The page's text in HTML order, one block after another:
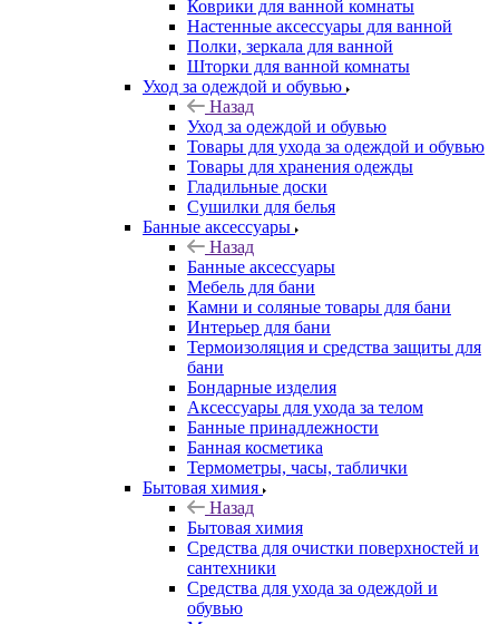
Коврики для ванной комнаты
Настенные аксессуары для ванной
Полки, зеркала для ванной
Шторки для ванной комнаты
Уход за одеждой и обувью
Назад
Уход за одеждой и обувью
Товары для ухода за одеждой и обувью
Товары для хранения одежды
Гладильные доски
Сушилки для белья
Банные аксессуары
Назад
Банные аксессуары
Мебель для бани
Камни и соляные товары для бани
Интерьер для бани
Термоизоляция и средства защиты для
бани
Бондарные изделия
Аксеcсуары для ухода за телом
Банные принадлежности
Банная косметика
Термометры, часы, таблички
Бытовая химия
Назад
Бытовая химия
Средства для очистки поверхностей и
сантехники
Средства для ухода за одеждой и
обувью